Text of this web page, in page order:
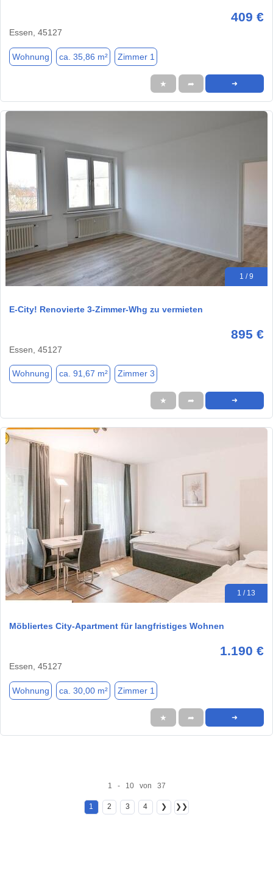
409 €
Essen, 45127
Wohnung ca. 35,86 m² Zimmer 1
★ ➦ ➜
1 / 9
E-City! Renovierte 3-Zimmer-Whg zu vermieten
895 €
Essen, 45127
Wohnung ca. 91,67 m² Zimmer 3
★ ➦ ➜
1 / 13
Möbliertes City-Apartment für langfristiges Wohnen
1.190 €
Essen, 45127
Wohnung ca. 30,00 m² Zimmer 1
★ ➦ ➜
1 - 10 von 37
1 2 3 4 ❯ ❯❯